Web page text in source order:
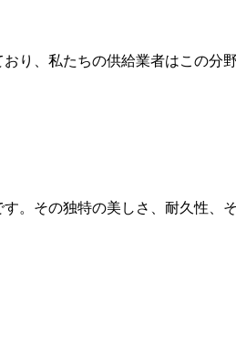
り、私たちの供給業者はこの
。その独特の美しさ、耐久性